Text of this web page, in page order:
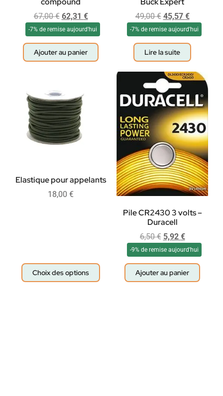
67,00€ 62,31 €
-7% de remise aujourd'hui
Ajouter au panier
49,00€ 45,57 €
-7% de remise aujourd'hui
Lire la suite
Elastique pour appelants
18,00 €
Choix des options
Pile CR2430 3 volts –
Duracell
6,50€ 5,92 €
-9% de remise aujourd'hui
Ajouter au panier